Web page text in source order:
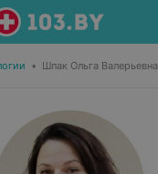
• Шпак Ольга Валерьевна